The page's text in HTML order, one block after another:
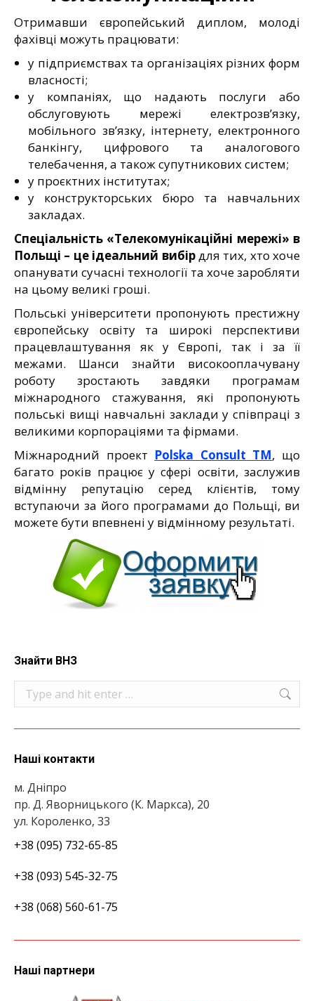
Отримавши європейський диплом, молоді
фахівці можуть працювати:
у підприємствах та організаціях різних форм
власності;
у компаніях, що надають послуги або
обслуговують мережі електрозв’язку,
мобільного зв’язку, інтернету, електронного
банкінгу, цифрового та аналогового
телебачення, а також супутникових систем;
у проєктних інститутах;
у конструкторських бюро та навчальних
закладах.
Спеціальність «Телекомунікаційні мережі» в
Польщі – це ідеальний вибірдля тих, хто хоче
опанувати сучасні технології та хоче заробляти
на цьому великі гроші.
Польські університети пропонують престижну
європейську освіту та широкі перспективи
працевлаштування як у Європі, так і за її
межами. Шанси знайти високооплачувану
роботу зростають завдяки програмам
міжнародного стажування, які пропонують
польські вищі навчальні заклади у співпраці з
великими корпораціями та фірмами.
Міжнародний проект Polska Consult TM, що
багато років працює у сфері освіти, заслужив
відмінну репутацію серед клієнтів, тому
вступаючи за його програмами до Польщі, ви
можете бути впевнені у відмінному результаті.
Знайти ВНЗ
Search:
Наші контакти
м. Дніпро
пр. Д. Яворницького (К. Маркса), 20
ул. Короленко, 33
+38 (095) 732-65-85
+38 (093) 545-32-75
+38 (068) 560-61-75
Наші партнери